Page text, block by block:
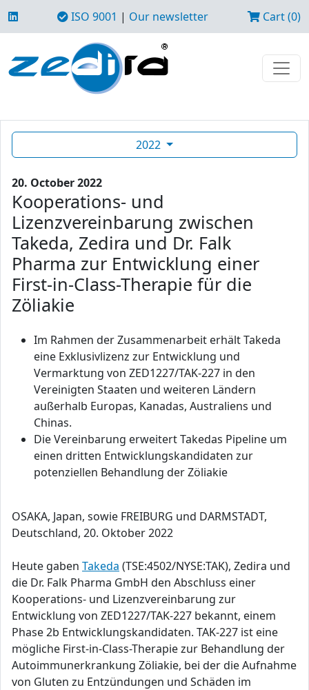
ISO 9001 | Our newsletter Cart (0)
2022
20. October 2022
Kooperations- und
Lizenzvereinbarung zwischen
Takeda, Zedira und Dr. Falk
Pharma zur Entwicklung einer
First-in-Class-Therapie für die
Zöliakie
Im Rahmen der Zusammenarbeit erhält Takeda
eine Exklusivlizenz zur Entwicklung und
Vermarktung von ZED1227/TAK-227 in den
Vereinigten Staaten und weiteren Ländern
außerhalb Europas, Kanadas, Australiens und
Chinas.
Die Vereinbarung erweitert Takedas Pipeline um
einen dritten Entwicklungskandidaten zur
potenziellen Behandlung der Zöliakie
OSAKA, Japan, sowie FREIBURG und DARMSTADT,
Deutschland, 20. Oktober 2022
Heute gaben Takeda (TSE:4502/NYSE:TAK), Zedira und
die Dr. Falk Pharma GmbH den Abschluss einer
Kooperations- und Lizenzvereinbarung zur
Entwicklung von ZED1227/TAK-227 bekannt, einem
Phase 2b Entwicklungskandidaten. TAK-227 ist eine
mögliche First-in-Class-Therapie zur Behandlung der
Autoimmunerkrankung Zöliakie, bei der die Aufnahme
von Gluten zu Entzündungen und Schäden im